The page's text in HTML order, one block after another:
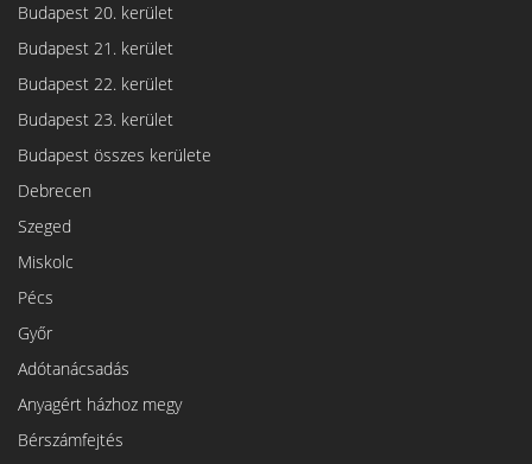
Budapest 20. kerület
Budapest 21. kerület
Budapest 22. kerület
Budapest 23. kerület
Budapest összes kerülete
Debrecen
Szeged
Miskolc
Pécs
Győr
Adótanácsadás
Anyagért házhoz megy
Bérszámfejtés